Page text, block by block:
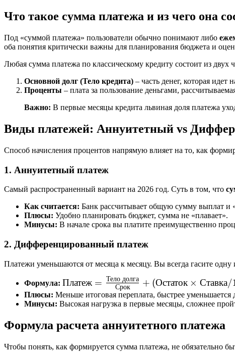
Что такое сумма платежа и из чего она
Под «суммой платежа» пользователи обычно понимают либо
оба понятия критически важны для планирования бюджета и
Любая сумма платежа по классическому кредиту состоит из двух
Основной долг (Тело кредита) – часть денег, которая
Проценты – плата за пользование деньгами,
Важно: В первые месяцы кредита львиная доля платежа
Виды платежей: Аннуитетный vs
Способ начисления процентов напрямую влияет на то, как
1. Аннуитетный платеж
Самый распространенный вариант на 2026 год. Суть в том, что
Как считается: Банк рассчитывает общую сумму выплат и
Плюсы: Удобно планировать бюджет, сумма не «плавает».
Минусы: В начале срока вы платите преимущественно
2. Дифференцированный платеж
Платежи уменьшаются от месяца к месяцу. Вы всегда гасите
Формула: \text{Платеж} =
\frac{\text{Тело
долга}}
+
\times
Платеж = Срок
Тело долга + (Остаток × Ставка/
Плюсы: Меньше итоговая переплата, быстрее уменьшается
Минусы: Высокая нагрузка в первые месяцы, сложнее
Формула расчета аннуитетного платежа
Чтобы понять, как формируется сумма платежа, не обязательно